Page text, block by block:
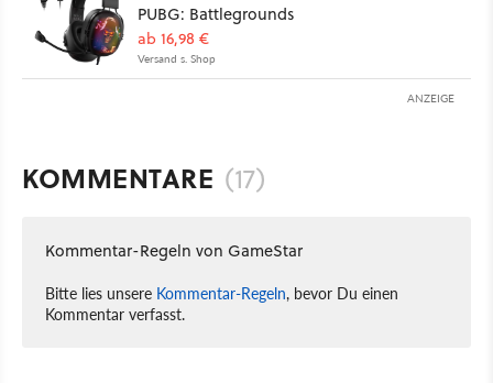
PUBG: Battlegrounds
ab 16,98 €
Versand s. Shop
ANZEIGE
KOMMENTARE (17)
Kommentar-Regeln von GameStar
Bitte lies unsere Kommentar-Regeln, bevor Du einen
Kommentar verfasst.